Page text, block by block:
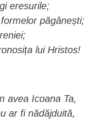
eresurile;
păgânești;
lui Hristos!
avea Icoana Ta,
ar fi nădăjduită,